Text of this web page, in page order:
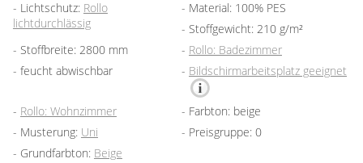
Lichtschutz: Rollo
lichtdurchlässig
Material: 100% PES
Stoffgewicht: 210 g/m²
Stoffbreite: 2800 mm
Rollo: Badezimmer
feucht abwischbar
Bildschirmarbeitsplatz geeignet
Rollo: Wohnzimmer
Farbton: beige
Musterung: Uni
Preisgruppe: 0
Grundfarbton: Beige